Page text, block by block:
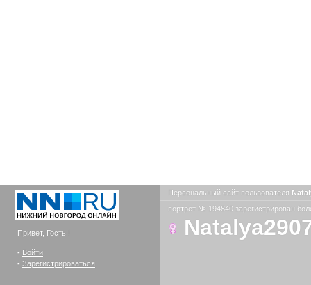
Привет, Гость !
- Войти
- Зарегистрироваться
Персональный сайт пользователя
портрет № 194840 зарегистрирован